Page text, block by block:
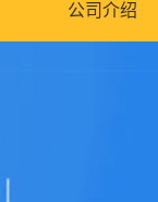
公司介绍